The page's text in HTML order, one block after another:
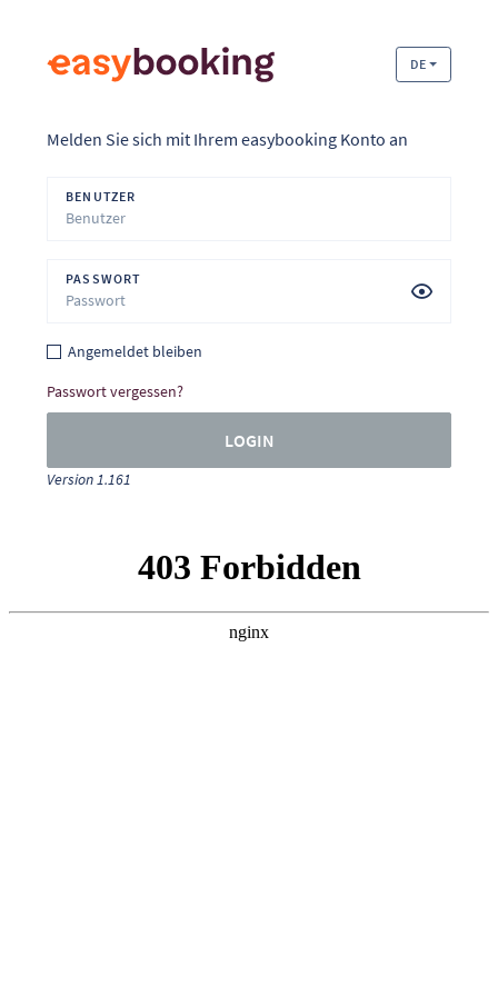
DE
Melden Sie sich mit Ihrem easybooking Konto an
BENUTZER
PASSWORT
Angemeldet bleiben
Passwort vergessen?
LOGIN
Version 1.161